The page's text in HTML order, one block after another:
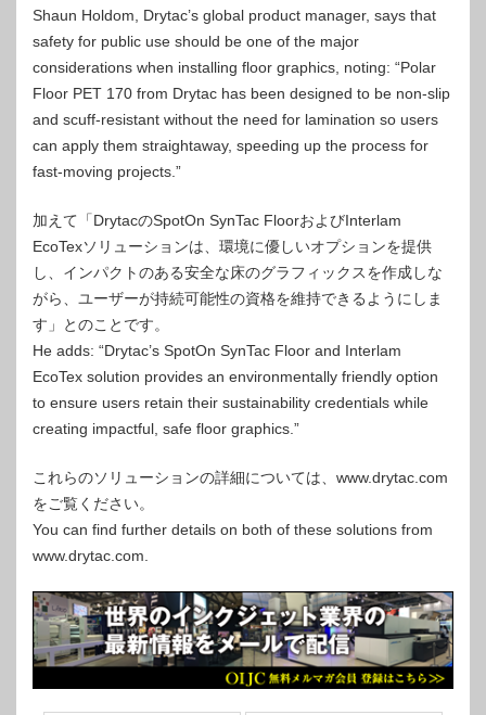
Shaun Holdom, Drytac’s global product manager, says that
safety for public use should be one of the major
considerations when installing floor graphics, noting: “Polar
Floor PET 170 from Drytac has been designed to be non-slip
and scuff-resistant without the need for lamination so users
can apply them straightaway, speeding up the process for
fast-moving projects.”
加えて「DrytacのSpotOn SynTac FloorおよびInterlam
EcoTexソリューションは、環境に優しいオプションを提供
し、インパクトのある安全な床のグラフィックスを作成しな
がら、ユーザーが持続可能性の資格を維持できるようにしま
す」とのことです。
He adds: “Drytac’s SpotOn SynTac Floor and Interlam
EcoTex solution provides an environmentally friendly option
to ensure users retain their sustainability credentials while
creating impactful, safe floor graphics.”
これらのソリューションの詳細については、www.drytac.com
をご覧ください。
You can find further details on both of these solutions from
www.drytac.com.